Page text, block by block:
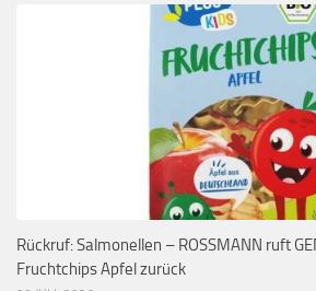
Rückruf: Salmonellen – ROSSMANN ruft
Fruchtchips Apfel zurück